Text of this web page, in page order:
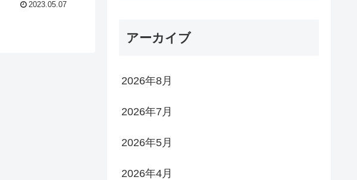
2023.05.07
アーカイブ
2026年8月
2026年7月
2026年5月
2026年4月